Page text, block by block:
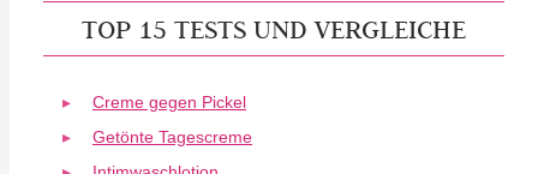
TOP 15 TESTS UND VERGLEICHE
Creme gegen Pickel
Getönte Tagescreme